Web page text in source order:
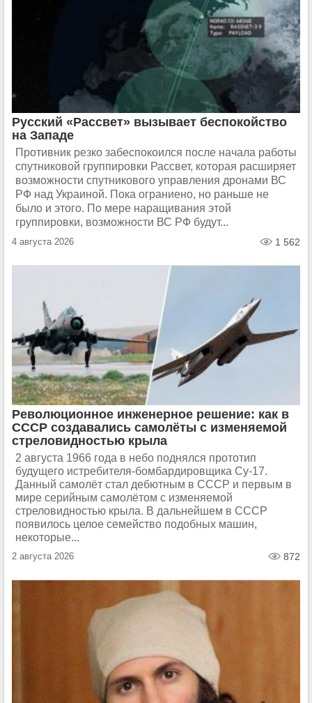
Русский «Рассвет» вызывает беспокойство
на Западе
Противник резко забеспокоился после начала работы
спутниковой группировки Рассвет, которая расширяет
возможности спутникового управления дронами ВС
РФ над Украиной. Пока ограниено, но раньше не
было и этого. По мере наращивания этой
группировки, возможности ВС РФ будут...
4 августа 2026 1 562
Революционное инженерное решение: как в
СССР создавались самолёты с изменяемой
стреловидностью крыла
2 августа 1966 года в небо поднялся прототип
будущего истребителя-бомбардировщика Су-17.
Данный самолёт стал дебютным в СССР и первым в
мире серийным самолётом с изменяемой
стреловидностью крыла. В дальнейшем в СССР
появилось целое семейство подобных машин,
некоторые...
2 августа 2026 872